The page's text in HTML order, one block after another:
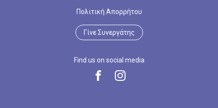
Πολιτική Απορρήτου
Γίνε Συνεργάτης
Find us on social media